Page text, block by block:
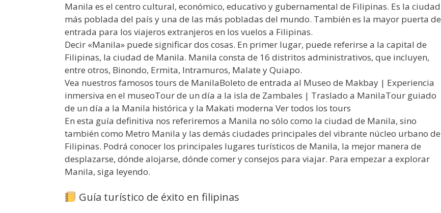
Manila es el centro cultural, económico, educativo y gubernamental de Filipinas. Es la ciudad
más poblada del país y una de las más pobladas del mundo. También es la mayor puerta de
entrada para los viajeros extranjeros en los vuelos a Filipinas.
Decir «Manila» puede significar dos cosas. En primer lugar, puede referirse a la capital de
Filipinas, la ciudad de Manila. Manila consta de 16 distritos administrativos, que incluyen,
entre otros, Binondo, Ermita, Intramuros, Malate y Quiapo.
Vea nuestros famosos tours de ManilaBoleto de entrada al Museo de Makbay | Experiencia
inmersiva en el museoTour de un día a la isla de Zambales | Traslado a ManilaTour guiado
de un día a la Manila histórica y la Makati moderna Ver todos los tours
En esta guía definitiva nos referiremos a Manila no sólo como la ciudad de Manila, sino
también como Metro Manila y las demás ciudades principales del vibrante núcleo urbano de
Filipinas. Podrá conocer los principales lugares turísticos de Manila, la mejor manera de
desplazarse, dónde alojarse, dónde comer y consejos para viajar. Para empezar a explorar
Manila, siga leyendo.
Guía turístico de éxito en filipinas